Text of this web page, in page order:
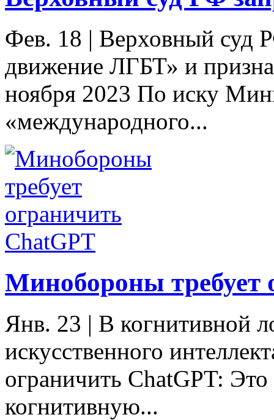
Фев. 18 | Верховный суд
движение ЛГБТ» и
ноября 2023 По иску
«международного...
Минобороны требует
Янв. 23 | В когнитивной
искусственного
ограничить ChatGPT:
когнитивную...